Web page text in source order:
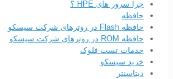
چرا سرور های HPE ؟
حافظه
حافظه Flash در روترهای شرکت سیسکو
حافظه ROM در روترهای شرکت سیسکو
خدمات تست فلوک
خرید سیسکو
دیتاسنتر